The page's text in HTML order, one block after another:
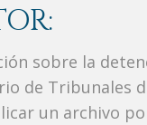
sobre la
de Tribunales
un archivo